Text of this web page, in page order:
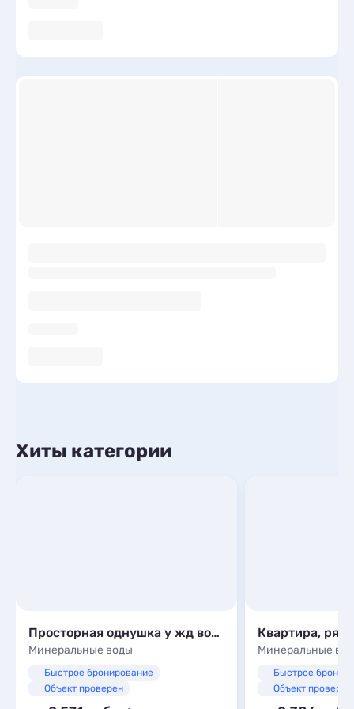
Хиты категории
Просторная однушка у жд вокзала на Пушкинской
Минеральные воды
Быстрое бронирование
Объект проверен
Минеральные
Быстрое
Объект проверен